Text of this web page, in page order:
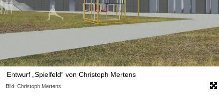
Entwurf „Spielfeld“ von Christoph Mertens
Bild: Christoph Mertens